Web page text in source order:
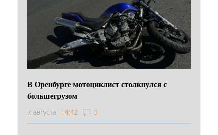
В Оренбурге мотоциклист столкнулся с
большегрузом
7 августа 14:42 3